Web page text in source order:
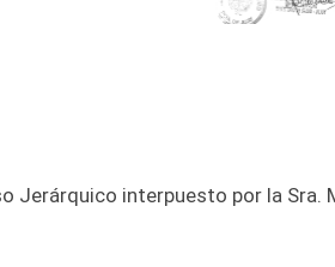
Jerárquico interpuesto por la Sra.